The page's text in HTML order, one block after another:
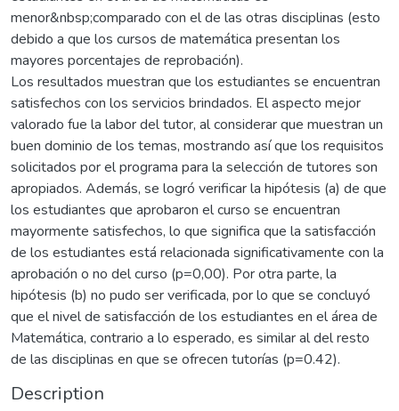
menor&nbsp;comparado con el de las otras disciplinas (esto
debido a que los cursos de matemática presentan los
mayores porcentajes de reprobación).
Los resultados muestran que los estudiantes se encuentran
satisfechos con los servicios brindados. El aspecto mejor
valorado fue la labor del tutor, al considerar que muestran un
buen dominio de los temas, mostrando así que los requisitos
solicitados por el programa para la selección de tutores son
apropiados. Además, se logró verificar la hipótesis (a) de que
los estudiantes que aprobaron el curso se encuentran
mayormente satisfechos, lo que significa que la satisfacción
de los estudiantes está relacionada significativamente con la
aprobación o no del curso (p=0,00). Por otra parte, la
hipótesis (b) no pudo ser verificada, por lo que se concluyó
que el nivel de satisfacción de los estudiantes en el área de
Matemática, contrario a lo esperado, es similar al del resto
de las disciplinas en que se ofrecen tutorías (p=0.42).
Description